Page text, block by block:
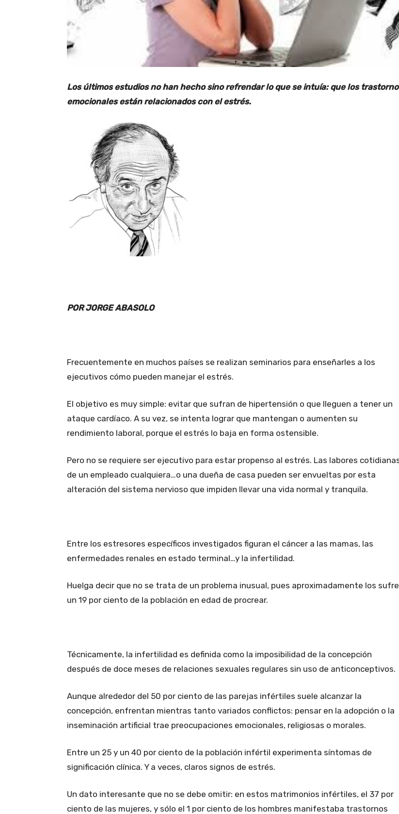
Los últimos estudios no han hecho sino refrendar lo que se intuía: que los
emocionales están relacionados con el estrés.
POR JORGE ABASOLO
Frecuentemente en muchos países se realizan seminarios para enseñarles a los
ejecutivos cómo pueden manejar el estrés.
El objetivo es muy simple: evitar que sufran de hipertensión o que lleguen a tener un
ataque cardíaco. A su vez, se intenta lograr que mantengan o aumenten su
rendimiento laboral, porque el estrés lo baja en forma ostensible.
Pero no se requiere ser ejecutivo para estar propenso al estrés. Las labores
de un empleado cualquiera…o una dueña de casa pueden ser envueltas por esta
alteración del sistema nervioso que impiden llevar una vida normal y tranquila.
Entre los estresores específicos investigados figuran el cáncer a las mamas, las
enfermedades renales en estado terminal…y la infertilidad.
Huelga decir que no se trata de un problema inusual, pues aproximadamente los sufre
un 19 por ciento de la población en edad de procrear.
Técnicamente, la infertilidad es definida como la imposibilidad de la concepción
después de doce meses de relaciones sexuales regulares sin uso de anticonceptivos.
Aunque alrededor del 50 por ciento de las parejas infértiles suele alcanzar la
concepción, enfrentan mientras tanto variados conflictos: pensar en la adopción o la
inseminación artificial trae preocupaciones emocionales, religiosas o morales.
Entre un 25 y un 40 por ciento de la población infértil experimenta síntomas de
significación clínica. Y a veces, claros signos de estrés.
Un dato interesante que no se debe omitir: en estos matrimonios infértiles, el 37 por
ciento de las mujeres, y sólo el 1 por ciento de los hombres manifestaba trastornos